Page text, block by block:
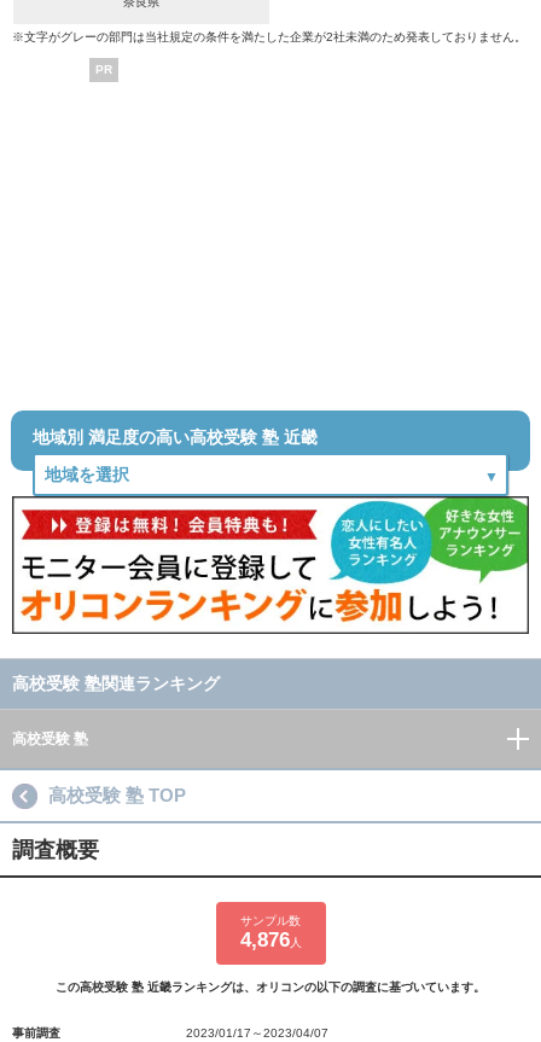
※文字がグレーの部門は当社規定の条件を満たした企業が2社未満のため発表しておりません。
PR
地域別 満足度の高い高校受験 塾 近畿
高校受験 塾関連ランキング
高校受験 塾
高校受験 塾 TOP
調査概要
サンプル数
4,876人
この高校受験 塾 近畿ランキングは、オリコンの以下の調査に基づいています。
事前調査
2023/01/17～2023/04/07